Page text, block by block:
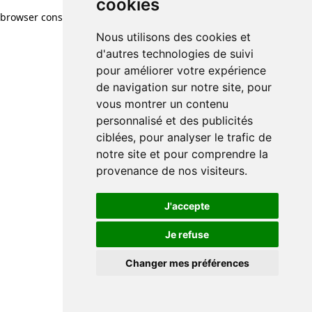
cookies
Nous utilisons des cookies et
d'autres technologies de suivi
pour améliorer votre expérience
de navigation sur notre site, pour
vous montrer un contenu
personnalisé et des publicités
ciblées, pour analyser le trafic de
notre site et pour comprendre la
provenance de nos visiteurs.
J'accepte
Je refuse
Changer mes préférences
cookies
Nous utilisons des cookies et
d'autres technologies de suivi
pour améliorer votre expérience
de navigation sur notre site, pour
vous montrer un contenu
personnalisé et des publicités
ciblées, pour analyser le trafic de
notre site et pour comprendre la
provenance de nos visiteurs.
J'accepte
Je refuse
Changer mes préférences
browser console for more information)